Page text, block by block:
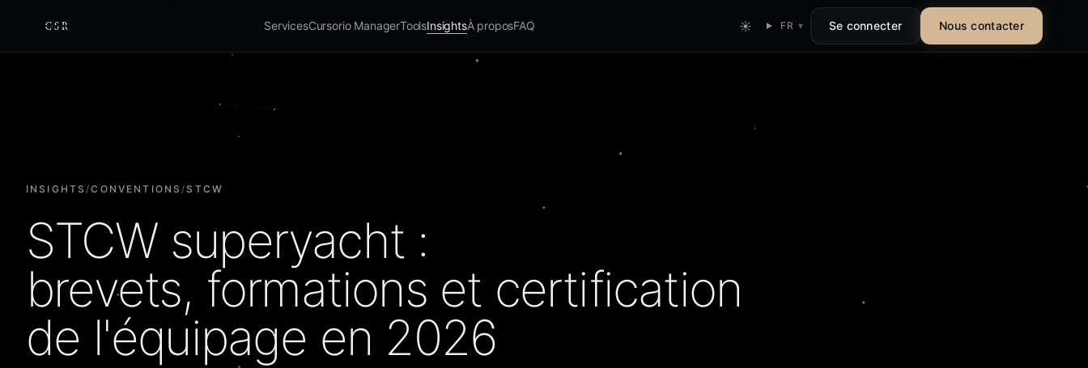
Cursorio
ServicesCursorio ManagerToolsInsightsÀ proposFAQ ☀ FR ▾ Se connecter Nous contacter
INSIGHTS/CONVENTIONS/ STCW
STCW superyacht :
brevets, formations et certification
de l'équipage en 2026